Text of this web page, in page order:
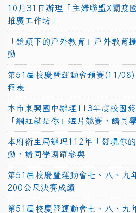
10月31日辦理「主婦聯盟X關渡
推廣工作坊」
「鏡頭下的戶外教育」戶外教育
動
第51屆校慶暨運動會預賽(11/
程表
本市東興國中辦理113年度校園
「網紅就是你」短片競賽，請同
本府衛生局辦理112年「發現你
動，請同學踴躍參與
第51屆校慶暨運動會七、八、九
200公尺決賽成績
第51屆校慶暨運動會七、八、九